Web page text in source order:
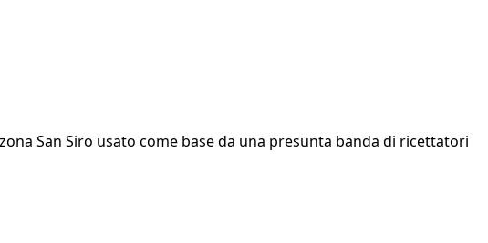
San Siro usato come base da una presunta banda di ricettatori